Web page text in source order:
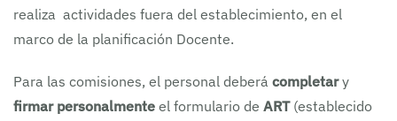
realiza actividades fuera del establecimiento, en el
marco de la planificación Docente.
Para las comisiones, el personal deberá completary
firmar personalmente el formulario de ART(establecido